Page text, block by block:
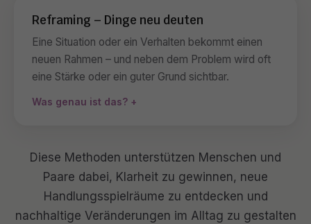
Reframing – Dinge neu deuten
Eine Situation oder ein Verhalten bekommt einen
neuen Rahmen – und neben dem Problem wird oft
eine Stärke oder ein guter Grund sichtbar.
Was genau ist das?
Diese Methoden unterstützen Menschen und
Paare dabei, Klarheit zu gewinnen, neue
Handlungsspielräume zu entdecken und
nachhaltige Veränderungen im Alltag zu gestalten